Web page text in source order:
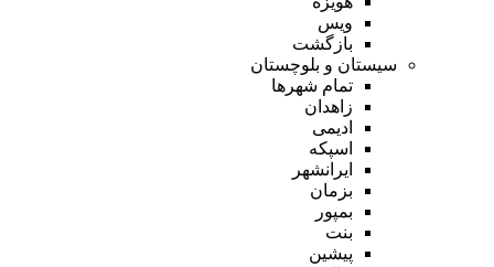
ویس
بازگشت
سیستان و بلوچستان
تمام شهر‌ها
زاهدان
ادیمی
اسپکه
ایرانشهر
بزمان
بمپور
بنت
پیشین